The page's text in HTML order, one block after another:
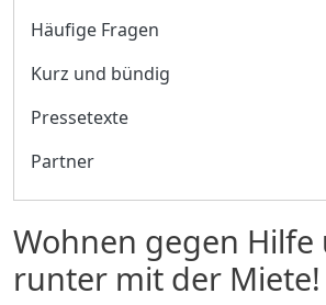
Wohnen gegen Hilfe
runter mit der Miete!
Häufige Fragen
Kurz und bündig
Pressetexte
Partner